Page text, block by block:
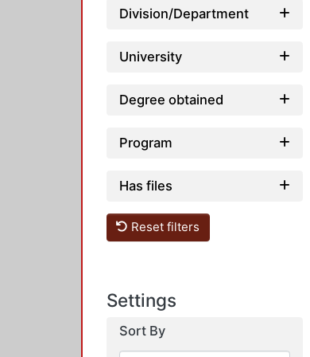
Division/Department
University
Degree obtained
Program
Has files
Reset filters
Settings
Sort By